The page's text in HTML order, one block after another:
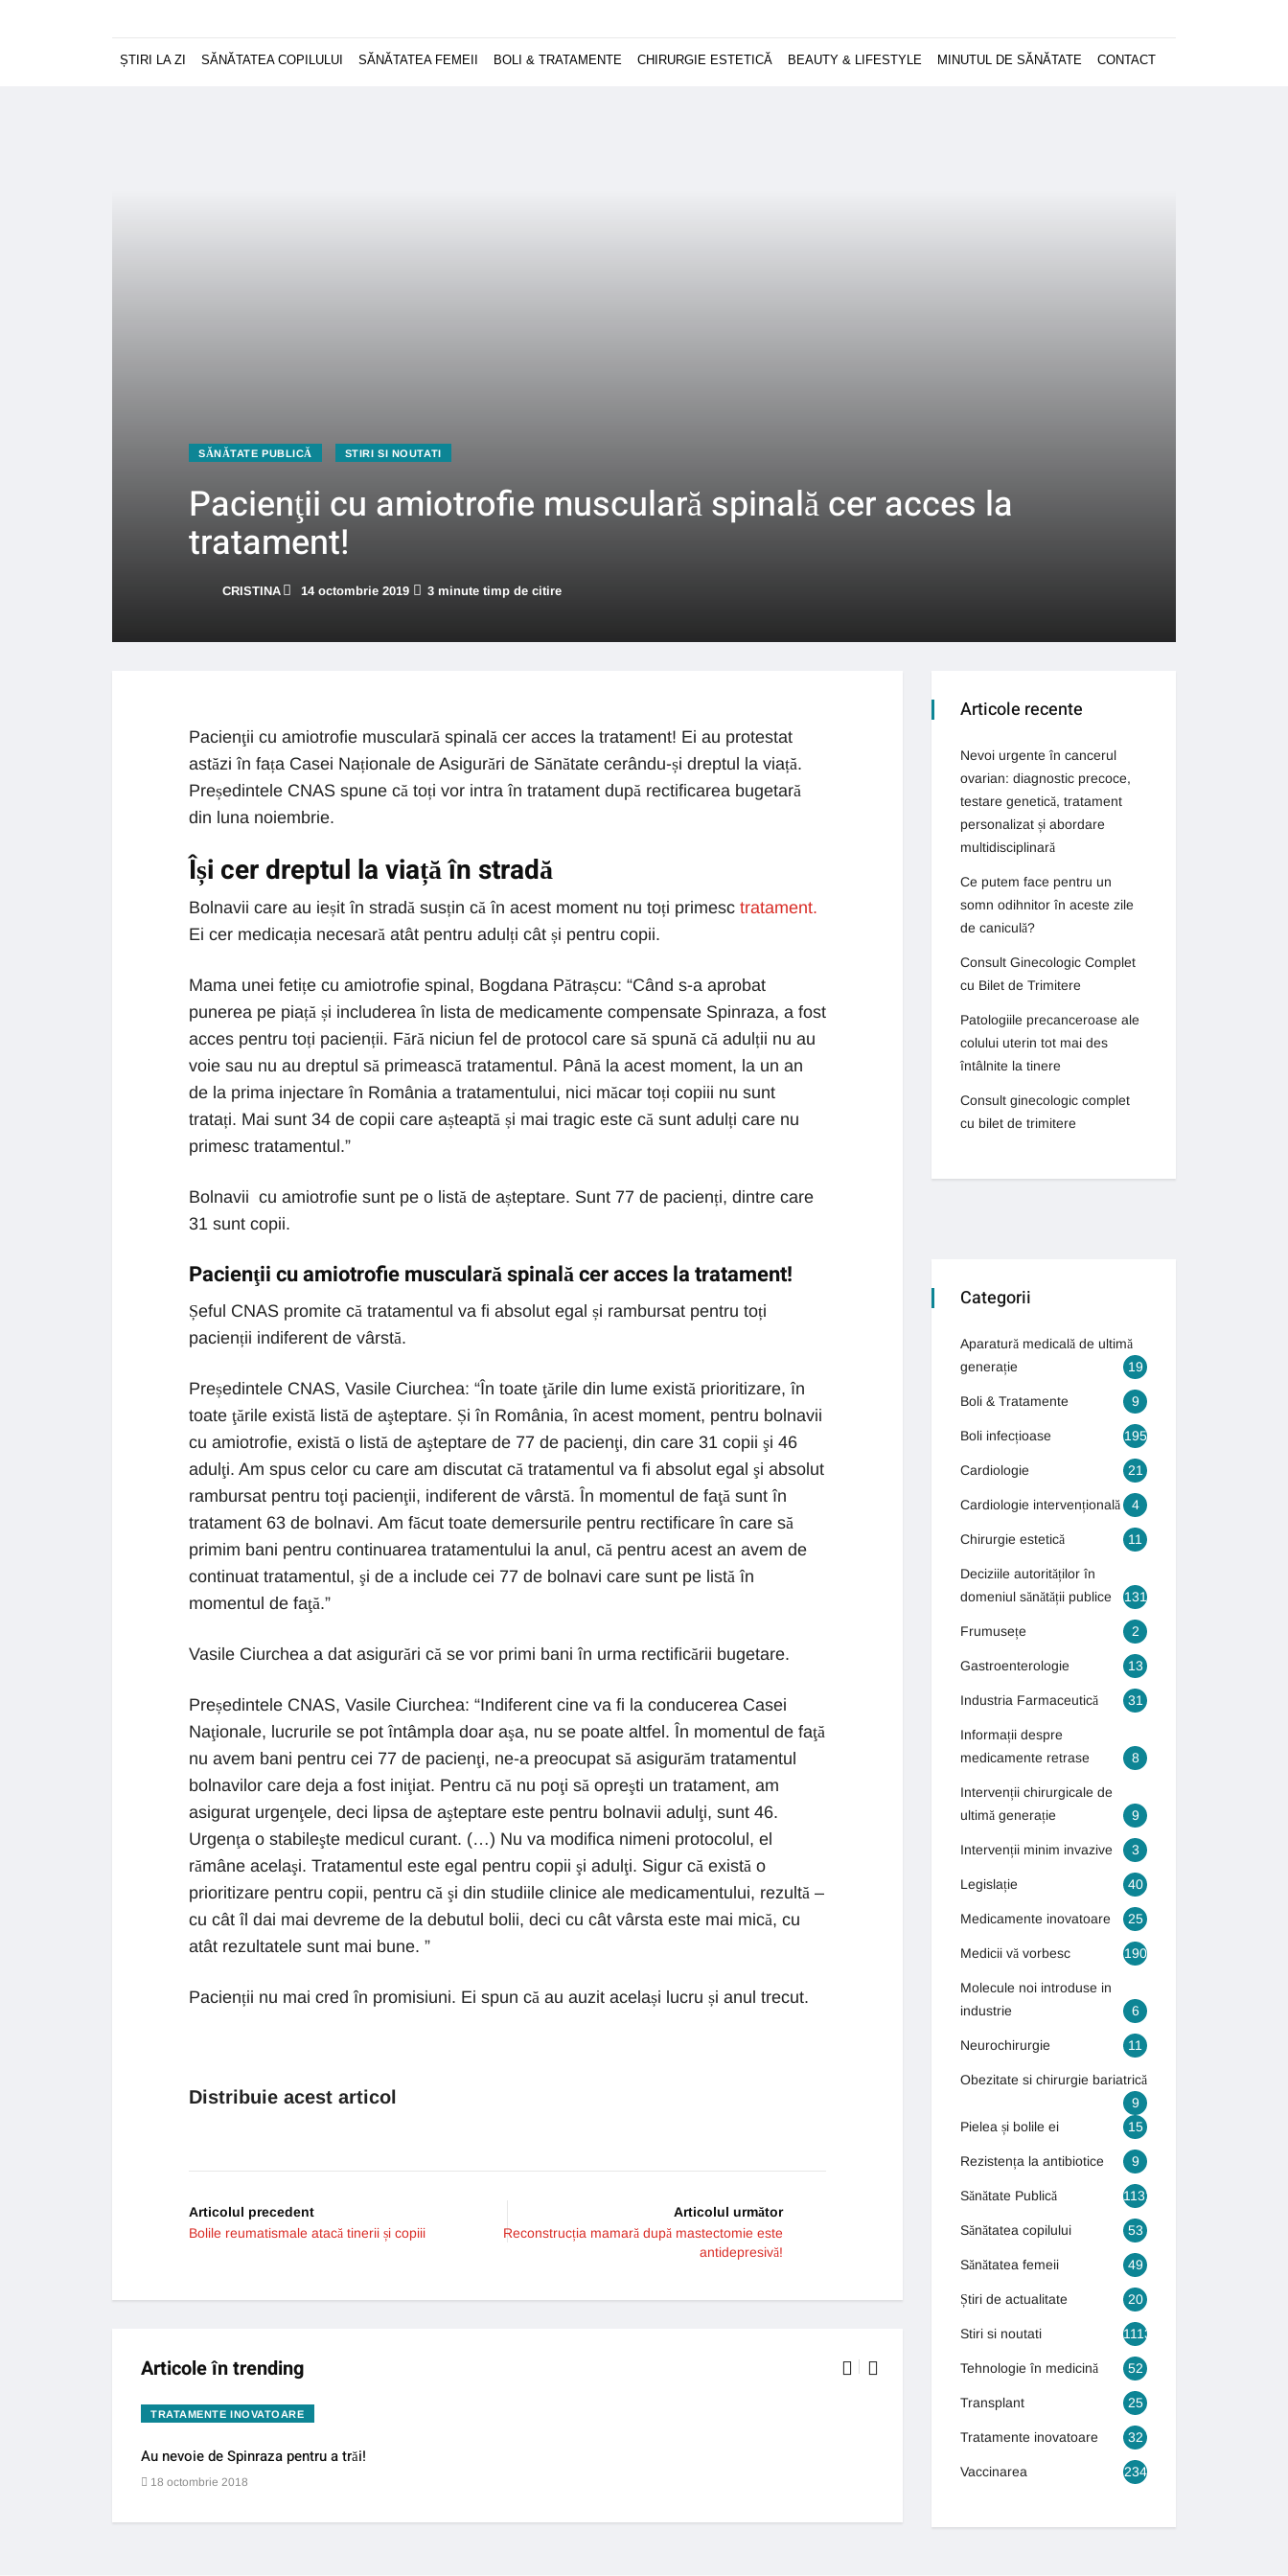
ȘTIRI LA ZI SĂNĂTATEA COPILULUI SĂNĂTATEA FEMEII BOLI & TRATAMENTE CHIRURGIE ESTETICĂ BEAUTY & LIFESTYLE MINUTUL DE SĂNĂTATE CONTACT
SĂNĂTATE PUBLICĂ STIRI SI NOUTATI
Pacienţii cu amiotrofie musculară spinală cer acces la
tratament!
CRISTINA 14 octombrie 2019 3 minute timp de citire
Pacienţii cu amiotrofie musculară spinală cer acces la tratament! Ei au protestat
astăzi în fața Casei Naționale de Asigurări de Sănătate cerându-și dreptul la viață.
Președintele CNAS spune că toți vor intra în tratament după rectificarea bugetară
din luna noiembrie.
Își cer dreptul la viață în stradă
Bolnavii care au ieșit în stradă susțin că în acest moment nu toți primesc tratament.
Ei cer medicația necesară atât pentru adulți cât și pentru copii.
Mama unei fetițe cu amiotrofie spinal, Bogdana Pătrașcu: “Când s-a aprobat
punerea pe piață și includerea în lista de medicamente compensate Spinraza, a fost
acces pentru toți pacienții. Fără niciun fel de protocol care să spună că adulții nu au
voie sau nu au dreptul să primească tratamentul. Până la acest moment, la un an
de la prima injectare în România a tratamentului, nici măcar toți copiii nu sunt
tratați. Mai sunt 34 de copii care așteaptă și mai tragic este că sunt adulți care nu
primesc tratamentul.”
Bolnavii cu amiotrofie sunt pe o listă de așteptare. Sunt 77 de pacienți, dintre care
31 sunt copii.
Pacienţii cu amiotrofie musculară spinală cer acces la tratament!
Șeful CNAS promite că tratamentul va fi absolut egal și rambursat pentru toți
pacienții indiferent de vârstă.
Președintele CNAS, Vasile Ciurchea: “În toate ţările din lume există prioritizare, în
toate ţările există listă de aşteptare. Și în România, în acest moment, pentru bolnavii
cu amiotrofie, există o listă de aşteptare de 77 de pacienţi, din care 31 copii şi 46
adulţi. Am spus celor cu care am discutat că tratamentul va fi absolut egal şi absolut
rambursat pentru toţi pacienţii, indiferent de vârstă. În momentul de faţă sunt în
tratament 63 de bolnavi. Am făcut toate demersurile pentru rectificare în care să
primim bani pentru continuarea tratamentului la anul, că pentru acest an avem de
continuat tratamentul, şi de a include cei 77 de bolnavi care sunt pe listă în
momentul de faţă.”
Vasile Ciurchea a dat asigurări că se vor primi bani în urma rectificării bugetare.
Președintele CNAS, Vasile Ciurchea: “Indiferent cine va fi la conducerea Casei
Naţionale, lucrurile se pot întâmpla doar aşa, nu se poate altfel. În momentul de faţă
nu avem bani pentru cei 77 de pacienţi, ne-a preocupat să asigurăm tratamentul
bolnavilor care deja a fost iniţiat. Pentru că nu poţi să opreşti un tratament, am
asigurat urgenţele, deci lipsa de aşteptare este pentru bolnavii adulţi, sunt 46.
Urgenţa o stabileşte medicul curant. (…) Nu va modifica nimeni protocolul, el
rămâne acelaşi. Tratamentul este egal pentru copii şi adulţi. Sigur că există o
prioritizare pentru copii, pentru că şi din studiile clinice ale medicamentului, rezultă –
cu cât îl dai mai devreme de la debutul bolii, deci cu cât vârsta este mai mică, cu
atât rezultatele sunt mai bune. ”
Pacienții nu mai cred în promisiuni. Ei spun că au auzit același lucru și anul trecut.
Distribuie acest articol
Articolul precedent
Bolile reumatismale atacă tinerii și copiii
Articolul următor
Reconstrucția mamară după mastectomie este
antidepresivă!
Articole în trending
TRATAMENTE INOVATOARE
Au nevoie de Spinraza pentru a trăi!
18 octombrie 2018
BOLI & TRATAMENTE
Generația autismului! Numărul copiilor care suferă de autism
Articole recente
Nevoi urgente în cancerul
ovarian: diagnostic precoce,
testare genetică, tratament
personalizat și abordare
multidisciplinară
Ce putem face pentru un
somn odihnitor în aceste zile
de caniculă?
Consult Ginecologic Complet
cu Bilet de Trimitere
Patologiile precanceroase ale
colului uterin tot mai des
întâlnite la tinere
Consult ginecologic complet
cu bilet de trimitere
Categorii
Aparatură medicală de ultimă
generație
19
Boli & Tratamente 9
Boli infecțioase 195
Cardiologie 21
Cardiologie intervențională 4
Chirurgie estetică 11
Deciziile autorităților în
domeniul sănătății publice
131
Frumusețe 2
Gastroenterologie 13
Industria Farmaceutică 31
Informații despre
medicamente retrase
8
Intervenții chirurgicale de
ultimă generație
9
Intervenții minim invazive 3
Legislație 40
Medicamente inovatoare 25
Medicii vă vorbesc 190
Molecule noi introduse in
industrie
6
Neurochirurgie 11
Obezitate si chirurgie bariatrică
9
Pielea și bolile ei
15
Rezistența la antibiotice 9
Sănătate Publică 1131
Sănătatea copilului 53
Sănătatea femeii 49
Știri de actualitate 20
Stiri si noutati 1113
Tehnologie în medicină 52
Transplant 25
Tratamente inovatoare 32
Vaccinarea 234